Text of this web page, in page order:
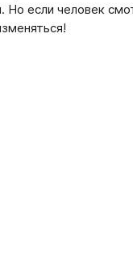
Но если человек